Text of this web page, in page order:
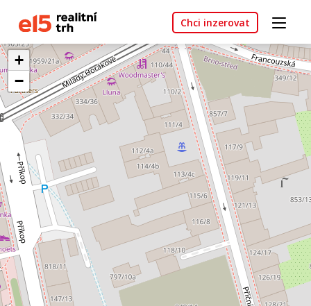
Chci inzerovat
+
−